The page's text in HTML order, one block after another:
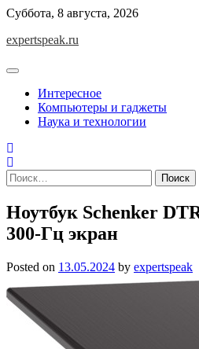
Skip
content
Суббота, 8 августа, 2026
expertspeak.ru
Интересное
Компьютеры и гаджеты
Наука и технологии
Найти:
Ноутбук Schenker
300-Гц экран
Posted on 13.05.2024 by expertspeak